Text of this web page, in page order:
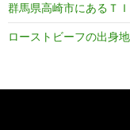
群馬県高崎市にあるＴ
ローストビーフの出身